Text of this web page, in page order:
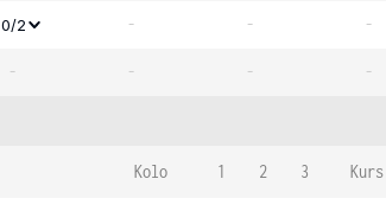
0/2 - - -
- - - -
Kolo 1 2 3 Kurs